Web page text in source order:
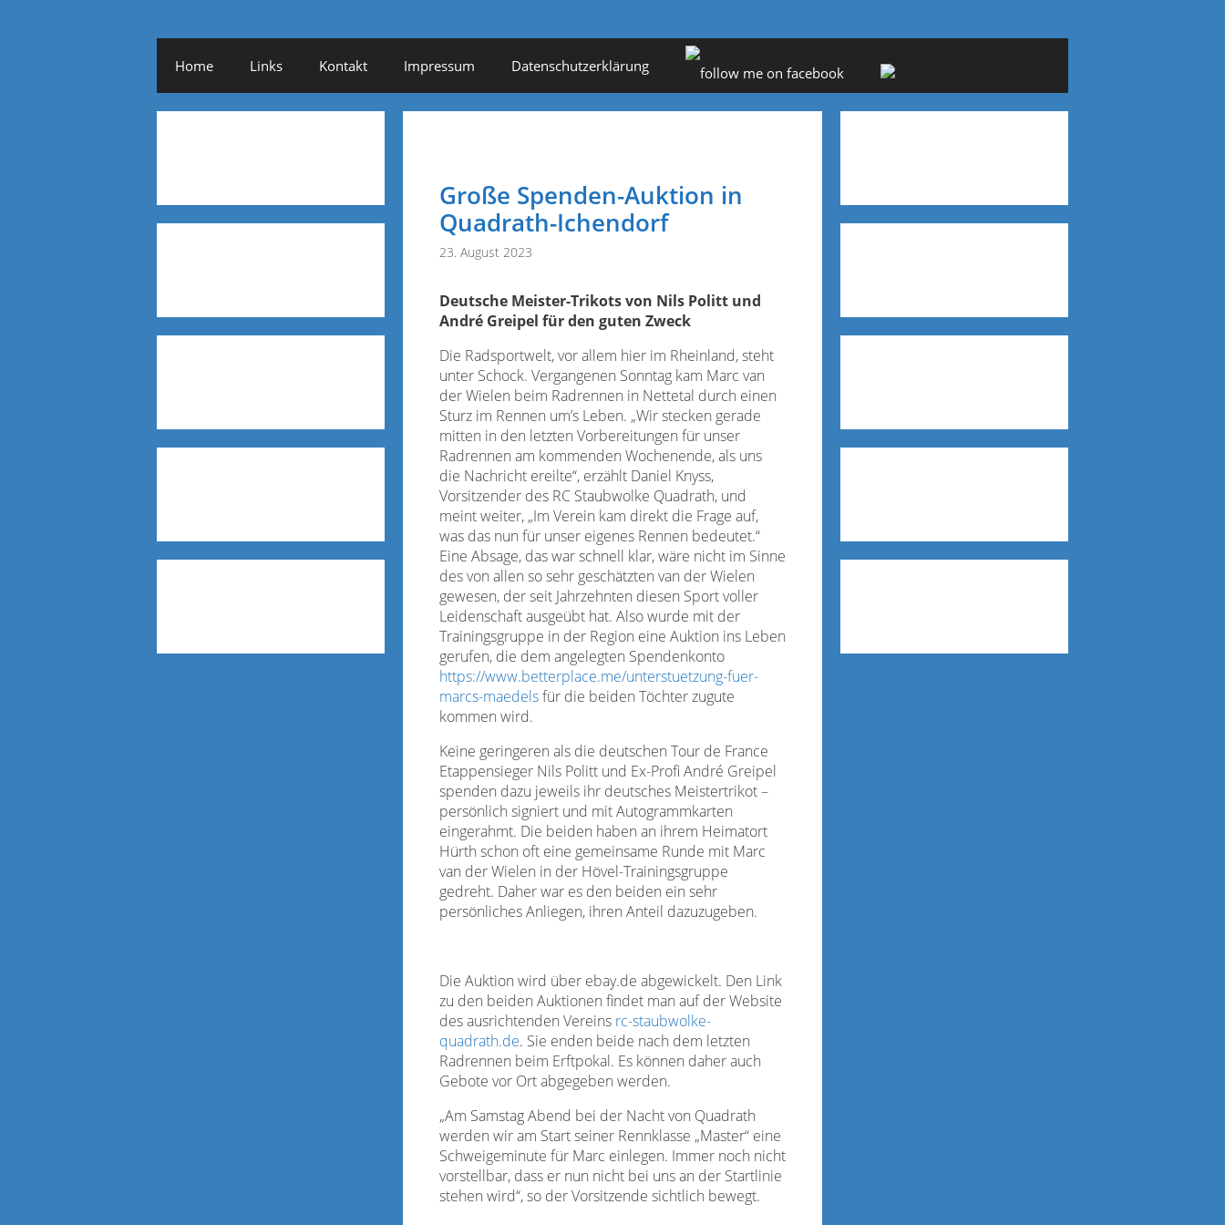
Home Links Kontakt Impressum Datenschutzerklärung
Große Spenden-Auktion in
Quadrath-Ichendorf
23. August 2023
Deutsche Meister-Trikots von Nils Politt und
André Greipel für den guten Zweck
Die Radsportwelt, vor allem hier im Rheinland, steht
unter Schock. Vergangenen Sonntag kam Marc van
der Wielen beim Radrennen in Nettetal durch einen
Sturz im Rennen um’s Leben. „Wir stecken gerade
mitten in den letzten Vorbereitungen für unser
Radrennen am kommenden Wochenende, als uns
die Nachricht ereilte“, erzählt Daniel Knyss,
Vorsitzender des RC Staubwolke Quadrath, und
meint weiter, „Im Verein kam direkt die Frage auf,
was das nun für unser eigenes Rennen bedeutet.“
Eine Absage, das war schnell klar, wäre nicht im Sinne
des von allen so sehr geschätzten van der Wielen
gewesen, der seit Jahrzehnten diesen Sport voller
Leidenschaft ausgeübt hat. Also wurde mit der
Trainingsgruppe in der Region eine Auktion ins Leben
gerufen, die dem angelegten Spendenkonto
https://www.betterplace.me/unterstuetzung-fuer-
marcs-maedelsfür die beiden Töchter zugute
kommen wird.
Keine geringeren als die deutschen Tour de France
Etappensieger Nils Politt und Ex-Profi André Greipel
spenden dazu jeweils ihr deutsches Meistertrikot –
persönlich signiert und mit Autogrammkarten
eingerahmt. Die beiden haben an ihrem Heimatort
Hürth schon oft eine gemeinsame Runde mit Marc
van der Wielen in der Hövel-Trainingsgruppe
gedreht. Daher war es den beiden ein sehr
persönliches Anliegen, ihren Anteil dazuzugeben.
Die Auktion wird über ebay.de abgewickelt. Den Link
zu den beiden Auktionen findet man auf der Website
des ausrichtenden Vereins rc-staubwolke-
quadrath.de. Sie enden beide nach dem letzten
Radrennen beim Erftpokal. Es können daher auch
Gebote vor Ort abgegeben werden.
„Am Samstag Abend bei der Nacht von Quadrath
werden wir am Start seiner Rennklasse „Master“ eine
Schweigeminute für Marc einlegen. Immer noch nicht
vorstellbar, dass er nun nicht bei uns an der Startlinie
stehen wird“, so der Vorsitzende sichtlich bewegt.